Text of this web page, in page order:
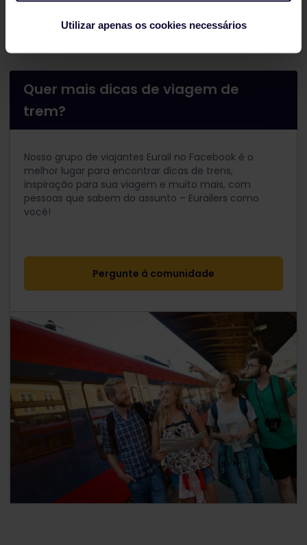
Utilizar apenas os cookies necessários
cliente
Quer mais dicas de viagem de
trem?
Nosso grupo de viajantes Eurail no Facebook é o
melhor lugar para encontrar dicas de trens,
inspiração para sua viagem e muito mais, com
pessoas que sabem do assunto – Eurailers como
você!
Pergunte à comunidade